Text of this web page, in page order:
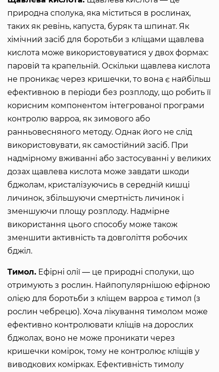
природна сполука, яка міститься в рослинах,
таких як ревінь, капуста, буряк та шпинат. Як
хімічний засіб для боротьби з кліщами щавлева
кислота може використовуватися у двох формах:
паровій та крапельній. Оскільки щавлева кислота
не проникає через кришечки, то вона є найбільш
ефективною в періоди без розплоду, що робить її
корисним компонентом інтегрованої програми
контролю варроа, як зимового або
ранньовесняного методу. Однак його не слід
використовувати, як самостійний засіб. При
надмірному вживанні або застосуванні у великих
дозах щавлева кислота може завдати шкоди
бджолам, кристалізуючись в середній кишці
личинок, збільшуючи смертність личинок і
зменшуючи площу розплоду. Надмірне
використання цього способу може також
зменшити активність та довголіття робочих
бджіл.
Тимол. Ефірні олії ― це природні сполуки, що
отримують з рослин. Найпопулярнішою ефірною
олією для боротьби з кліщем варроа є тимол (з
рослин чебрецю). Хоча лікування тимолом може
ефективно контролювати кліщів на дорослих
бджолах, воно не може проникати через
кришечки комірок, тому не контролює кліщів у
виводкових комірках. Ефективність тимолу